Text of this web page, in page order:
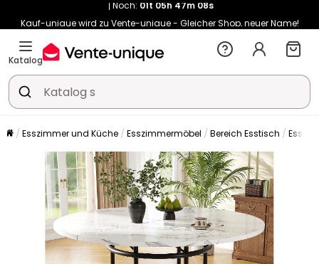
-10% ab €400 mitHEAT10auf Vente-unique-Produkte
Noch:
Katalog
Esszimmer und Küche Esszimmermöbel Bereich Esstisch